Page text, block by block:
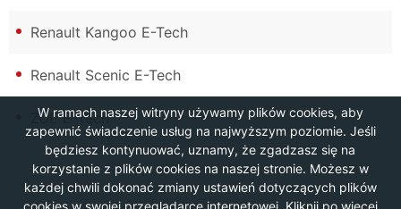
W ramach naszej witryny używamy plików cookies, aby
zapewnić świadczenie usług na najwyższym poziomie. Jeśli
będziesz kontynuować, uznamy, że zgadzasz się na
korzystanie z plików cookies na naszej stronie. Możesz w
każdej chwili dokonać zmiany ustawień dotyczących plików
cookies w swojej przeglądarce internetowej. Kliknij po więcej
Renault Kangoo E-Tech
Renault Scenic E-Tech
ZOE E-Tech